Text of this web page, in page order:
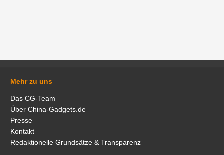
Mehr zu uns
Das CG-Team
Über China-Gadgets.de
Presse
Kontakt
Redaktionelle Grundsätze & Transparenz